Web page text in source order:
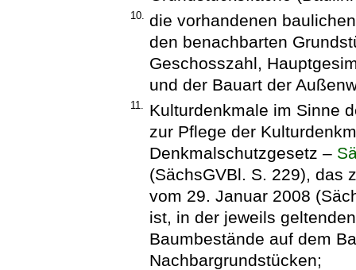
10.
die vorhandenen
den benachbarten
Geschosszahl,
und der Bauart der
11.
Kulturdenkmale im Sinne
zur Pflege der
Denkmalschutzgesetz –
(SächsGVBl. S. 229), das
vom 29. Januar 2008
ist, in der jeweils
Baumbestände auf dem
Nachbargrundstücken;